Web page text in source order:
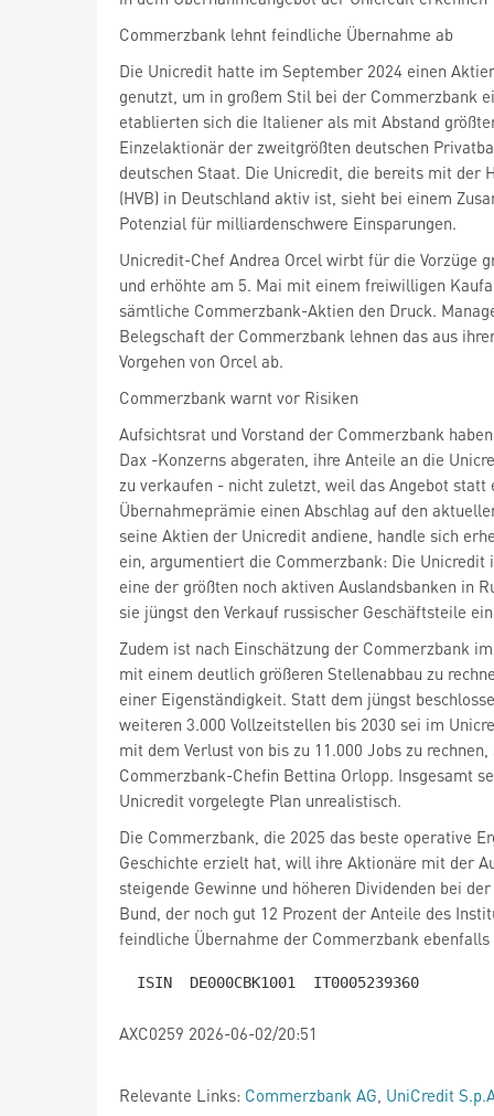
Commerzbank lehnt feindliche Übernahme ab
Die Unicredit hatte im September 2024 einen
genutzt, um in großem Stil bei der Commerzbank
etablierten sich die Italiener als mit Abstand
Einzelaktionär der zweitgrößten deutschen
deutschen Staat. Die Unicredit, die bereits mit der
(HVB) in Deutschland aktiv ist, sieht bei einem
Potenzial für milliardenschwere Einsparungen.
Unicredit-Chef Andrea Orcel wirbt für die Vorzüge
und erhöhte am 5. Mai mit einem freiwilligen
sämtliche Commerzbank-Aktien den Druck.
Belegschaft der Commerzbank lehnen das aus
Vorgehen von Orcel ab.
Commerzbank warnt vor Risiken
Aufsichtsrat und Vorstand der Commerzbank
Dax -Konzerns abgeraten, ihre Anteile an die
zu verkaufen - nicht zuletzt, weil das Angebot statt
Übernahmeprämie einen Abschlag auf den
seine Aktien der Unicredit andiene, handle sich
ein, argumentiert die Commerzbank: Die Unicredit
eine der größten noch aktiven Auslandsbanken in
sie jüngst den Verkauf russischer Geschäftsteile
Zudem ist nach Einschätzung der Commerzbank
mit einem deutlich größeren Stellenabbau zu
einer Eigenständigkeit. Statt dem jüngst
weiteren 3.000 Vollzeitstellen bis 2030 sei im
mit dem Verlust von bis zu 11.000 Jobs zu rechnen,
Commerzbank-Chefin Bettina Orlopp. Insgesamt
Unicredit vorgelegte Plan unrealistisch.
Die Commerzbank, die 2025 das beste operative
Geschichte erzielt hat, will ihre Aktionäre mit der
steigende Gewinne und höheren Dividenden bei
Bund, der noch gut 12 Prozent der Anteile des
feindliche Übernahme der Commerzbank
AXC0259 2026-06-02/20:51
Relevante Links: Commerzbank AG, UniCredit